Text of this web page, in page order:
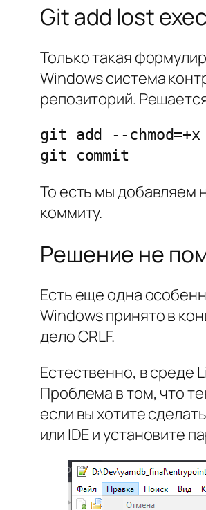
Git add lost
Только такая
Windows система
репозиторий.
git add --
git commit
То есть мы добавляем
коммиту.
Решение не
Есть еще одна
Windows принято в
дело CRLF.
Естественно, в среде
Проблема в том, что
если вы хотите
или IDE и установите